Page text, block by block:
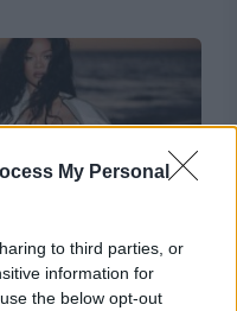
My Personal
to third parties, or
information for
the below opt-out